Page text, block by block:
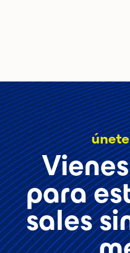
para
sales